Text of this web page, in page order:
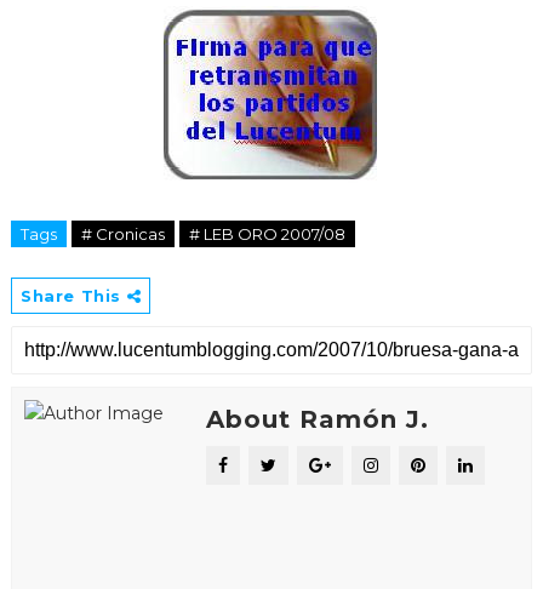
Tags # Cronicas # LEB ORO 2007/08
Share This
About Ramón J.